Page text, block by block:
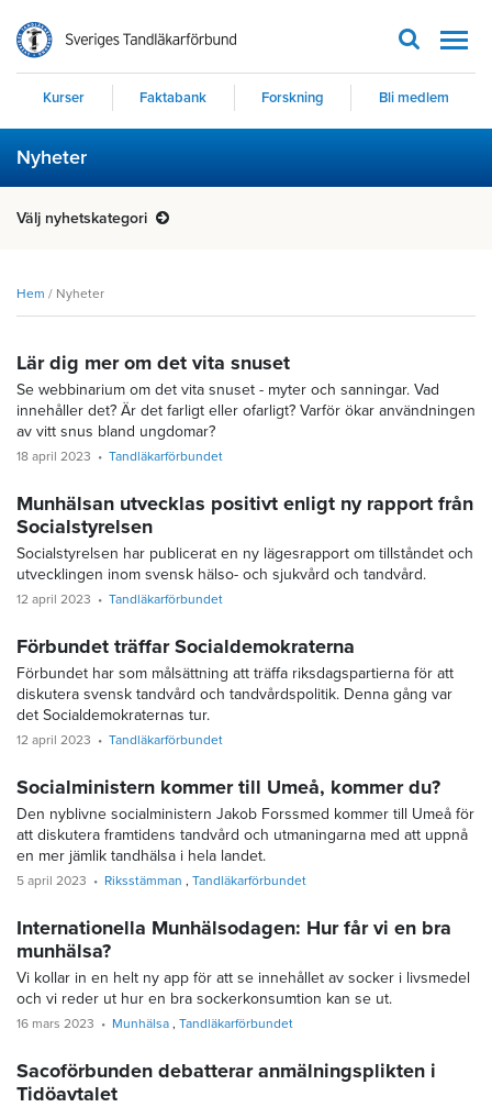
Kurser Faktabank Forskning Bli medlem
Nyheter
Välj nyhetskategori
Hem / Nyheter
Lär dig mer om det vita snuset
Se webbinarium om det vita snuset - myter och sanningar. Vad
innehåller det? Är det farligt eller ofarligt? Varför ökar användningen
av vitt snus bland ungdomar?
18 april 2023 Tandläkarförbundet
Munhälsan utvecklas positivt enligt ny rapport från
Socialstyrelsen
Socialstyrelsen har publicerat en ny lägesrapport om tillståndet och
utvecklingen inom svensk hälso- och sjukvård och tandvård.
12 april 2023 Tandläkarförbundet
Förbundet träffar Socialdemokraterna
Förbundet har som målsättning att träffa riksdagspartierna för att
diskutera svensk tandvård och tandvårdspolitik. Denna gång var
det Socialdemokraternas tur.
12 april 2023 Tandläkarförbundet
Socialministern kommer till Umeå, kommer du?
Den nyblivne socialministern Jakob Forssmed kommer till Umeå för
att diskutera framtidens tandvård och utmaningarna med att uppnå
en mer jämlik tandhälsa i hela landet.
5 april 2023 Riksstämman Tandläkarförbundet
Internationella Munhälsodagen: Hur får vi en bra
munhälsa?
Vi kollar in en helt ny app för att se innehållet av socker i livsmedel
och vi reder ut hur en bra sockerkonsumtion kan se ut.
16 mars 2023 Munhälsa Tandläkarförbundet
Sacoförbunden debatterar anmälningsplikten i
Tidöavtalet